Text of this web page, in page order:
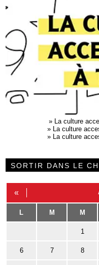
» La culture
» La culture
» La culture
SORTIR DANS LE
«
L M M
1
6 7 8